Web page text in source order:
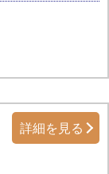
詳細を見る